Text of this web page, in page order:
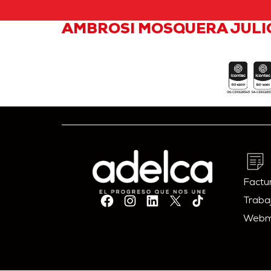
AMBROSI MOSQUERA